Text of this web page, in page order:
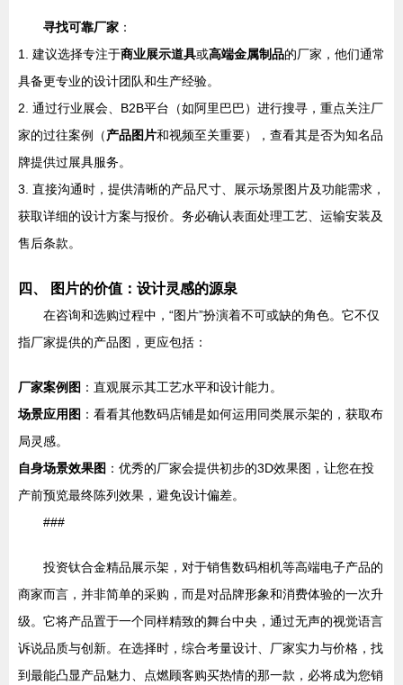
寻找可靠厂家 ：
1. 建议选择专注于商业展示道具或高端金属制品的厂家，他们通常
具备更专业的设计团队和生产经验。
2. 通过行业展会、B2B平台（如阿里巴巴）进行搜寻，重点关注厂
家的过往案例（产品图片和视频至关重要），查看其是否为知名品
牌提供过展具服务。
3. 直接沟通时，提供清晰的产品尺寸、展示场景图片及功能需求，
获取详细的设计方案与报价。务必确认表面处理工艺、运输安装及
售后条款。
四、 图片的价值：设计灵感的源泉
在咨询和选购过程中，“图片”扮演着不可或缺的角色。它不仅
指厂家提供的产品图，更应包括：
厂家案例图 ：直观展示其工艺水平和设计能力。
场景应用图 ：看看其他数码店铺是如何运用同类展示架的，获取布
局灵感。
自身场景效果图 ：优秀的厂家会提供初步的3D效果图，让您在投
产前预览最终陈列效果，避免设计偏差。
###
投资钛合金精品展示架，对于销售数码相机等高端电子产品的
商家而言，并非简单的采购，而是对品牌形象和消费体验的一次升
级。它将产品置于一个同样精致的舞台中央，通过无声的视觉语言
诉说品质与创新。在选择时，综合考量设计、厂家实力与价格，找
到最能凸显产品魅力、点燃顾客购买热情的那一款，必将成为您销